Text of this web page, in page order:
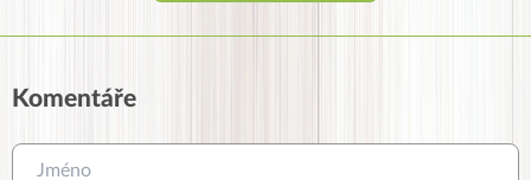
Komentáře